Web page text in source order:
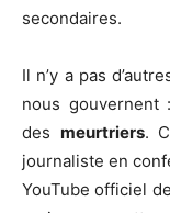
secondaires.
Il n’y a pas
nous gouvernent :
des meurtriers.
journaliste en
YouTube officiel